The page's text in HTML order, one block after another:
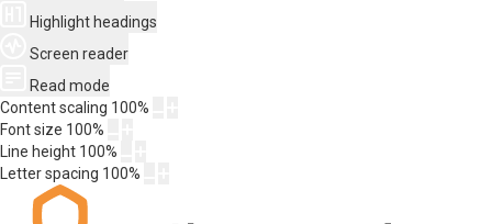
Highlight headings
Screen reader
Read mode
Content scaling 100%
Font size 100%
Line height 100%
Letter spacing 100%